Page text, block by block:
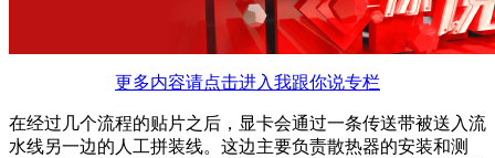
更多内容请点击进入我跟你说专栏
在经过几个流程的贴片之后，显卡会通过一条传送带被送入流
水线另一边的人工拼装线。这边主要负责散热器的安装和测